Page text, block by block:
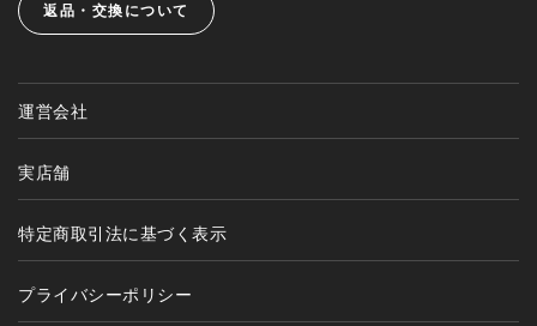
返品・交換について
運営会社
実店舗
特定商取引法に基づく表示
プライバシーポリシー